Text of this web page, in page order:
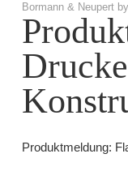
Bormann & Neupert
Produktmeldung: